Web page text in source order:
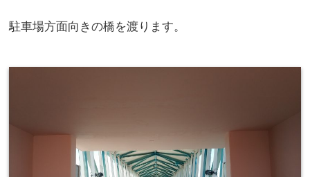
駐車場方面向きの橋を渡ります。